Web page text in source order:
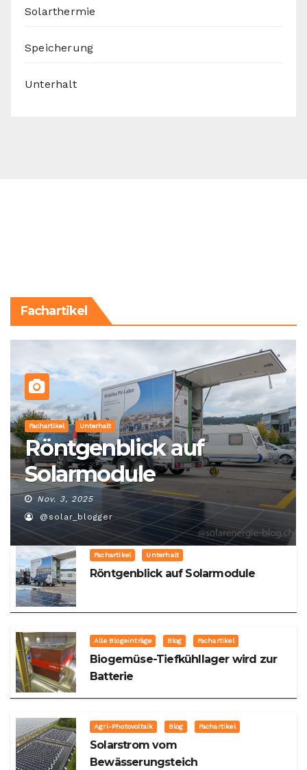
Solarthermie
Speicherung
Unterhalt
Fachartikel
Fachartikel Unterhalt
Röntgenblick auf
Solarmodule
Nov. 3, 2025
@solar_blogger
Fachartikel Unterhalt
Röntgenblick auf Solarmodule
Alle Blogeinträge Blog Fachartikel
Biogemüse-Tiefkühllager wird zur
Batterie
Agri-Photovoltaik Blog Fachartikel
Solarstrom vom
Bewässerungsteich